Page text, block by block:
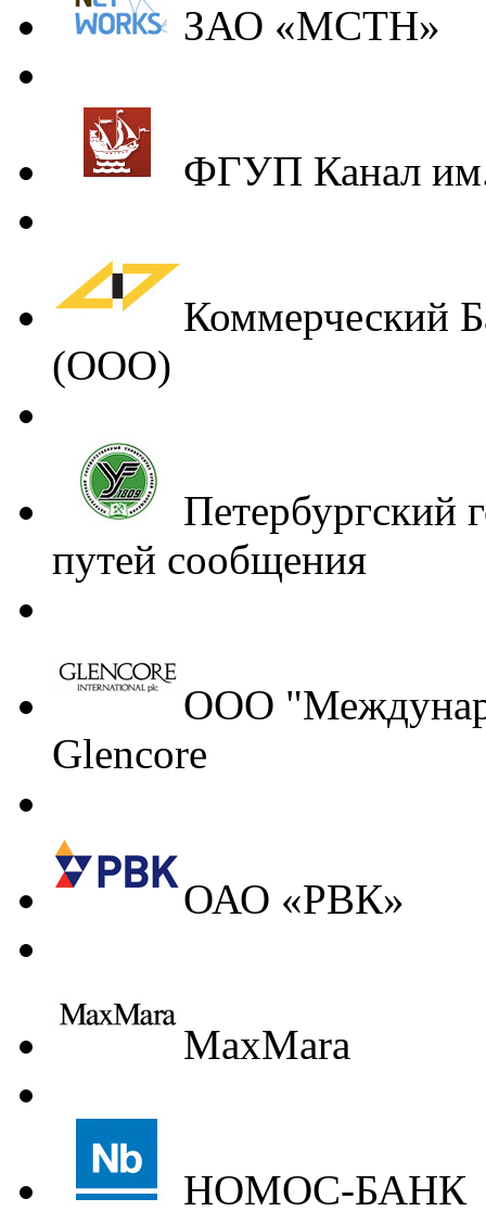
ЗАО «МСТН»
ФГУП Канал
(ООО)
Петербургский
путей сообщения
ООО
Glencore
ОАО «РВК»
MaxMara
НОМОС-БАНК